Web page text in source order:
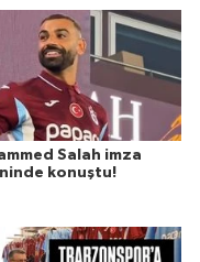
Salah imza
konuştu!